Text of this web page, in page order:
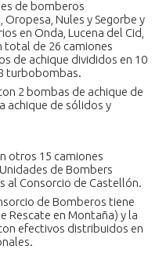
de bomberos
Nules y Segorbe y
en Onda, Lucena del Cid,
total de 26 camiones
de achique divididos en 10
turbobombas.
2 bombas de achique de
achique de sólidos y
otros 15 camiones
de Bombers
al Consorcio de Castellón.
de Bomberos tiene
Rescate en Montaña) y la
efectivos distribuidos en